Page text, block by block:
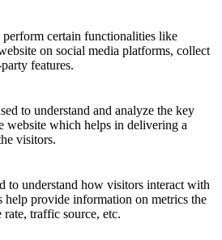
certain functionalities like
on social media platforms, collect
features.
to understand and analyze the key
website which helps in delivering a
visitors.
to understand how visitors interact with
help provide information on metrics the
traffic source, etc.